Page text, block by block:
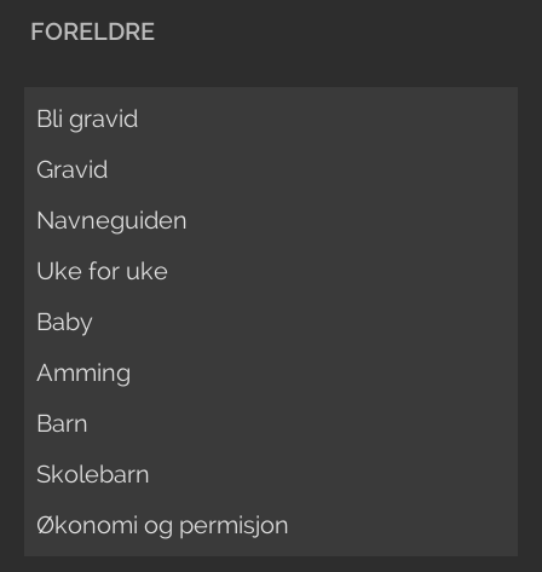
FORELDRE
Bli gravid
Gravid
Navneguiden
Uke for uke
Baby
Amming
Barn
Skolebarn
Økonomi og permisjon